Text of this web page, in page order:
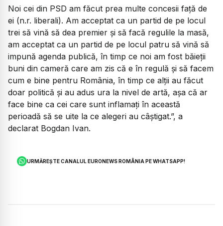
Noi cei din PSD am făcut prea multe concesii față de
ei (n.r. liberali). Am acceptat ca un partid de pe locul
trei să vină să dea premier și să facă regulile la masă,
am acceptat ca un partid de pe locul patru să vină să
impună agenda publică, în timp ce noi am fost băieții
buni din cameră care am zis că e în regulă și să facem
cum e bine pentru România, în timp ce alții au făcut
doar politică și au adus ura la nivel de artă, așa că ar
face bine ca cei care sunt inflamați în această
perioadă să se uite la ce alegeri au câștigat.”, a
declarat Bogdan Ivan.
URMĂREȘTE CANALUL EURONEWS ROMÂNIA PE WHATSAPP!